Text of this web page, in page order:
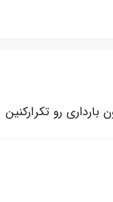
رو تکرارکنین